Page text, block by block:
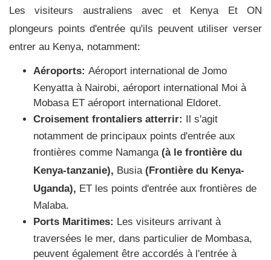
Les visiteurs australiens avec et Kenya Et ON
plongeurs points d'entrée qu'ils peuvent utiliser verser
entrer au Kenya, notamment:
Aéroports: Aéroport international de Jomo
Kenyatta à Nairobi, aéroport international Moi à
Mobasa ET aéroport international Eldoret.
Croisement frontaliers atterrir: Il s'agit
notamment de principaux points d'entrée aux
frontières comme Namanga (à le frontière du
Kenya-tanzanie), Busia (Frontière du Kenya-
Uganda), ET les points d'entrée aux frontières de
Malaba.
Ports Maritimes: Les visiteurs arrivant à
traversées le mer, dans particulier de Mombasa,
peuvent également être accordés à l'entrée à